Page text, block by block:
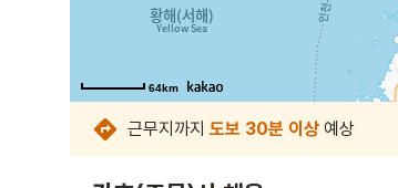
64km
64km
64km
64km
64km
64km
64km
64km
근무지까지 도보 30분 이상 예상